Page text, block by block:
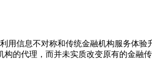
信息不对称和传统金融机构服务体验
的代理，而并未实质改变原有的金融